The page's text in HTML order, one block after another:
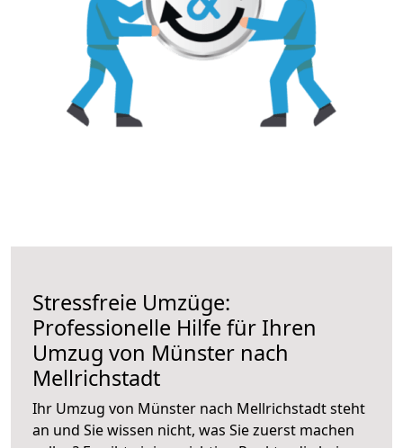
Stressfreie Umzüge:
Professionelle Hilfe für Ihren
Umzug von Münster nach
Mellrichstadt
Ihr Umzug von Münster nach Mellrichstadt steht
an und Sie wissen nicht, was Sie zuerst machen